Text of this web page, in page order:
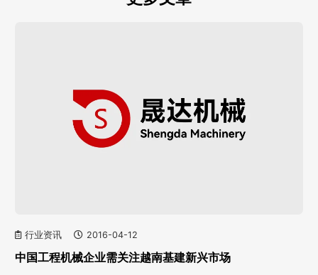
行业资讯 2016-04-12
中国工程机械企业需关注越南基建新兴市场